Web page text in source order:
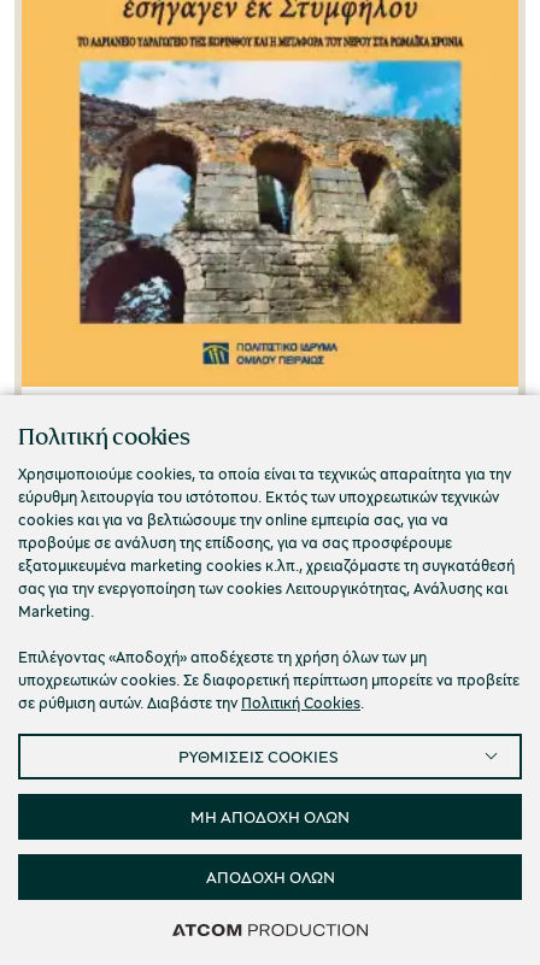
Δείτε 42
αποτελέσματα
Δείτε 42
αποτελέσματα
Δείτε 42
αποτελέσματα
Φίλτρα
Ύδωρ βασιλεύς Αδριανός εσήγαγεν εκ
Στυμφήλου
Το Αδριάνειο Υδραγωγείο της Κορίνθου και η
μεταφορά του νερού στα ρωμαϊκά χρόνια
Γιάννης Λώλος
Πολιτική cookies
Χρησιμοποιούμε cookies, τα οποία είναι τα τεχνικώς απαραίτητα για την
εύρυθμη λειτουργία του ιστότοπου. Εκτός των υποχρεωτικών τεχνικών
cookies και για να βελτιώσουμε την online εμπειρία σας, για να
προβούμε σε ανάλυση της επίδοσης, για να σας προσφέρουμε
εξατομικευμένα marketing cookies κ.λπ., χρειαζόμαστε τη συγκατάθεσή
σας για την ενεργοποίηση των cookies Λειτουργικότητας, Ανάλυσης και
Marketing.
Επιλέγοντας «Αποδοχή» αποδέχεστε τη χρήση όλων των μη
υποχρεωτικών cookies. Σε διαφορετική περίπτωση μπορείτε να προβείτε
σε ρύθμιση αυτών. Διαβάστε την Πολιτική Cookies.
ΡΥΘΜΙΣΕΙΣ COOKIES
ΜΗ ΑΠΟΔΟΧΗ ΟΛΩΝ
ΑΠΟΔΟΧΗ ΟΛΩΝ